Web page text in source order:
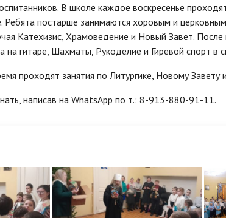
В школе каждое воскресенье
постарше занимаются хоровым и
Катехизис, Храмоведение и Новый Завет.
на гитаре, Шахматы, Рукоделие и Гиревой спорт в
проходят занятия по Литургике, Новому Завету
написав на WhatsApp по т.: 8-913-880-91-11.